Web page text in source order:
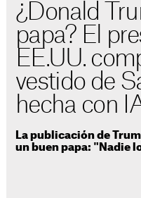
¿Donald
papa? El
EE.UU.
vestido de
hecha con
La publicación de
un buen papa: "Nadie